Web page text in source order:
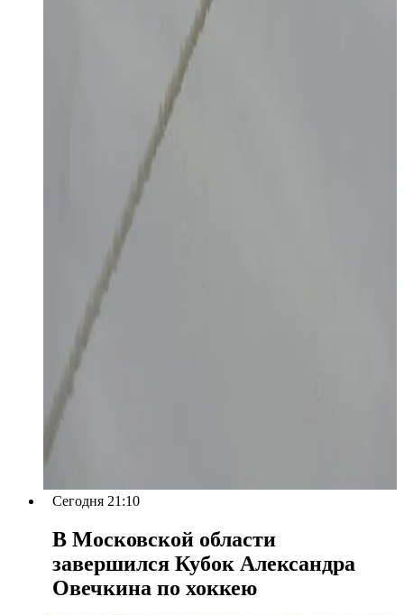
Сегодня 21:10
В Московской области
завершился Кубок Александра
Овечкина по хоккею